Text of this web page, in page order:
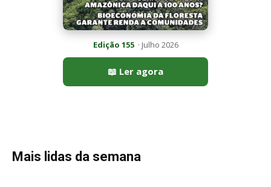
Peixe-lua emerge horizontalmente na superfície oceânica para
permitir que aves marinhas removam ectoparasitas